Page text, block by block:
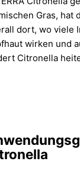
Gras, hat
dort, wo viele
wirken und
Citronella